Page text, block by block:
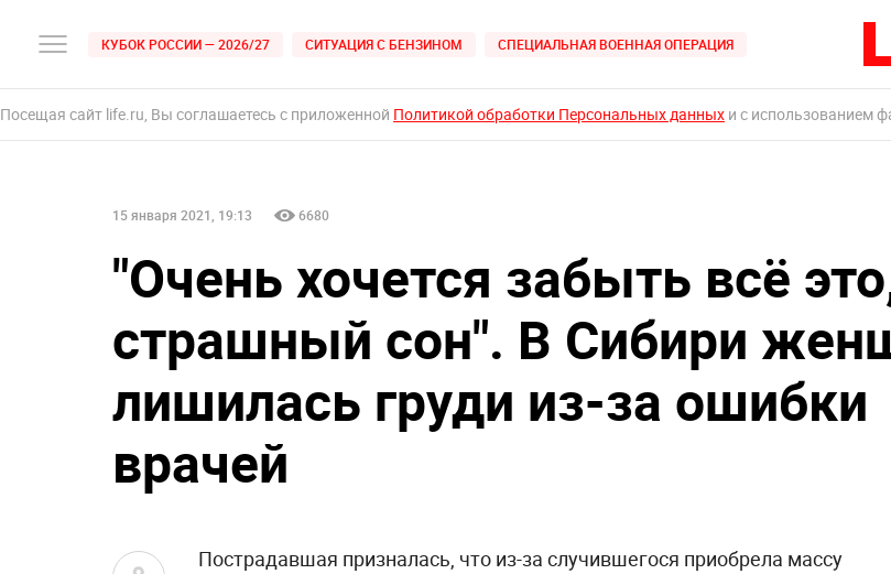
КУБОК РОССИИ — 2026/27 СИТУАЦИЯ С БЕНЗИНОМ СПЕЦИАЛЬНАЯ ВОЕННАЯ ОПЕРАЦИЯ
Посещая сайт life.ru, Вы соглашаетесь с приложенной Политикой обработки Персональных данных и с использованием
15 января 2021, 19:13 6680
"Очень хочется забыть всё
страшный сон". В Сибири
лишилась груди из-за ошибки
врачей
Пострадавшая призналась, что из-за случившегося приобрела массу